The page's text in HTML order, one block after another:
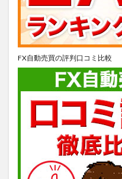
FX自動売買の評判口コミ比較